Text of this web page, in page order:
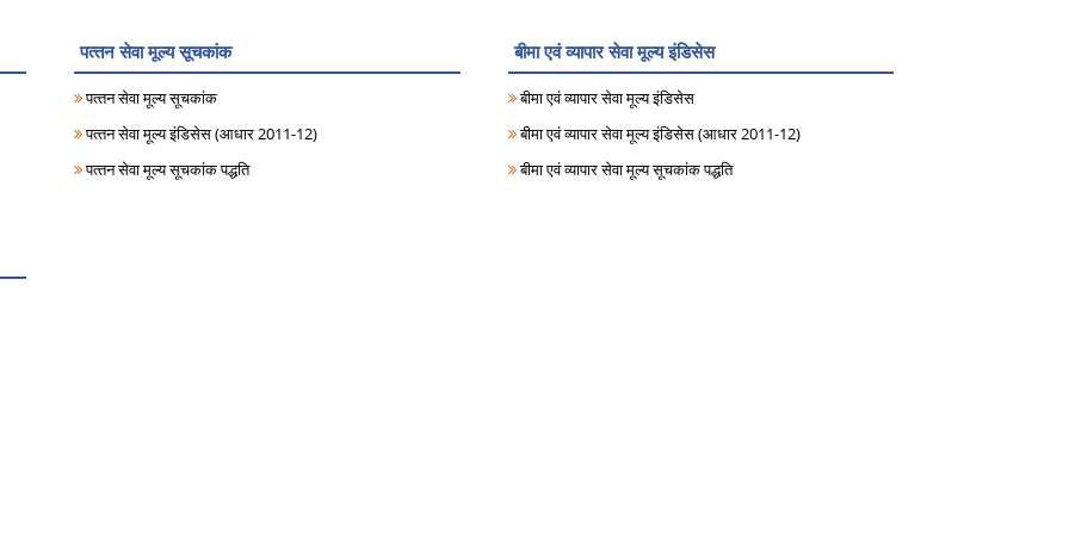
पत्‍तन सेवा मूल्‍य सूचकांक
पत्‍तन सेवा मूल्‍य सूचकांक
पत्‍तन सेवा मूल्‍य इंडिसेस (आधार 2011-12)
पत्‍तन सेवा मूल्‍य सूचकांक पद्धति
बीमा एवं व्‍यापार सेवा मूल्‍य इंडिसेस
बीमा एवं व्‍यापार सेवा मूल्‍य इंडिसेस
बीमा एवं व्‍यापार सेवा मूल्‍य इंडिसेस (आधार 2011-12)
बीमा एवं व्‍यापार सेवा मूल्‍य सूचकांक पद्धति